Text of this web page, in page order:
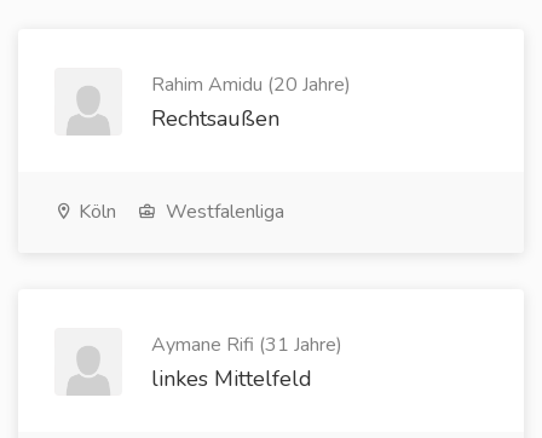
Rahim Amidu (20 Jahre)
Rechtsaußen
Köln Westfalenliga
Aymane Rifi (31 Jahre)
linkes Mittelfeld